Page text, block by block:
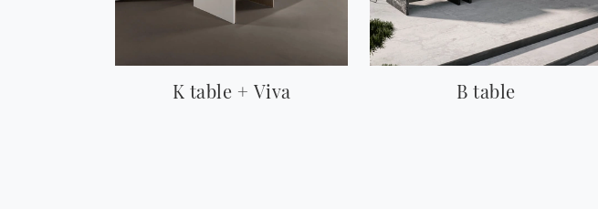
K table + Viva B table